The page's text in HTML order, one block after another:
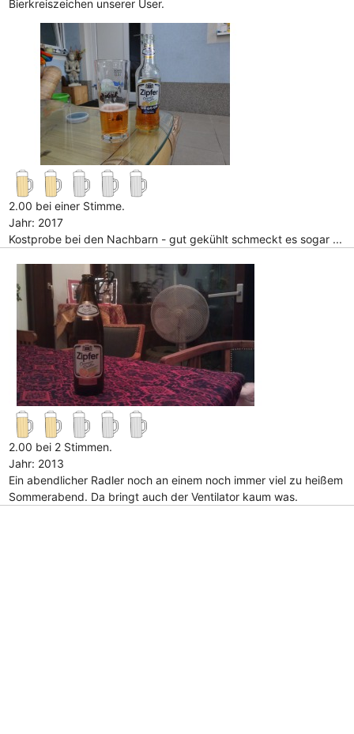
Bierkreiszeichen unserer User.
2.00 bei einer Stimme.
Jahr: 2017
Kostprobe bei den Nachbarn - gut gekühlt schmeckt es sogar ...
2.00 bei 2 Stimmen.
Jahr: 2013
Ein abendlicher Radler noch an einem noch immer viel zu heißem
Sommerabend. Da bringt auch der Ventilator kaum was.